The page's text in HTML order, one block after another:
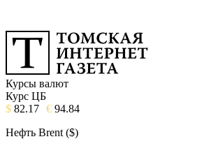
Курсы валют
Курс ЦБ
$ 82.17 € 94.84
Нефть Brent ($)